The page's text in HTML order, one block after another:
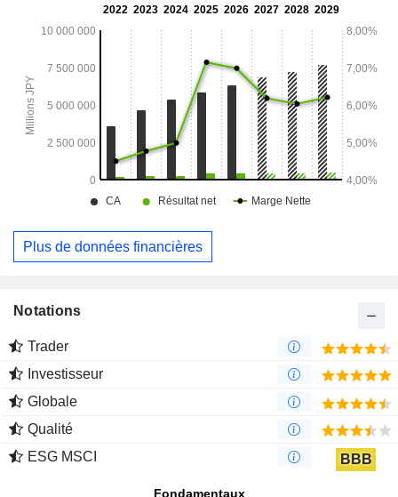
Plus de données financières
Notations
Trader
Investisseur
Globale
Qualité
ESG MSCI
BBB